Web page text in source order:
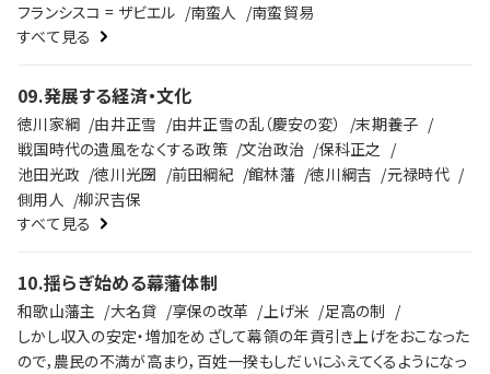
フランシスコ = ザビエル
南蛮人
南蛮貿易
すべて見る
09.発展する経済・文化
徳川家綱 由井正雪 由井正雪の乱（慶安の変）
末期養子
戦国時代の遺風をなくする政策
文治政治
保科正之
池田光政
徳川光圀 前田綱紀 館林藩 徳川綱吉
元禄時代
側用人
柳沢吉保
すべて見る
10.揺らぎ始める幕藩体制
和歌山藩主 大名貸 享保の改革 上げ米
足高の制
しかし収入の安定・増加をめざして幕領の年貢引き上げをおこなった
ので，農民の不満が高まり，百姓一揆もしだいにふえてくるようになっ